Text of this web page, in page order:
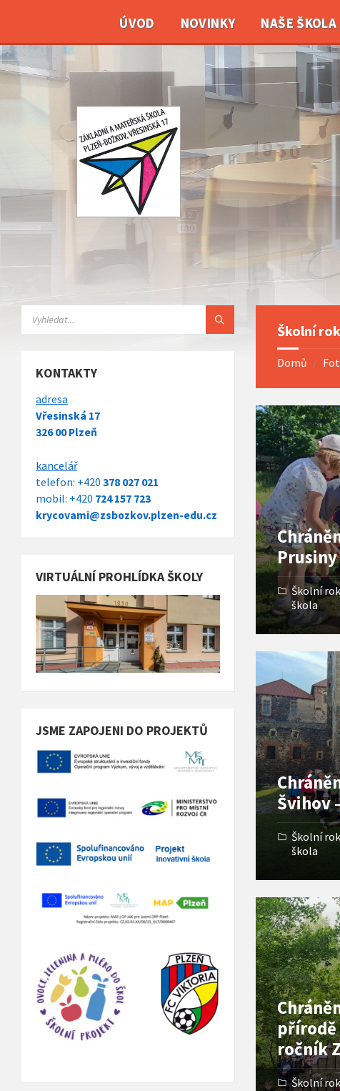
ÚVOD NOVINKY NAŠE ŠKOLA
Školní
Domů
Školní
škola
Open
Gallery
Švihov
Školní
škola
Open
Gallery
přírodě
ročník
Školní
Open
Gallery
KONTAKTY
adresa
Vřesinská 17
326 00 Plzeň
kancelář
telefon: +420 378 027 021
mobil: +420 724 157 723
krycovami@zsbozkov.plzen-edu.cz
VIRTUÁLNÍ PROHLÍDKA ŠKOLY
JSME ZAPOJENI DO PROJEKTŮ